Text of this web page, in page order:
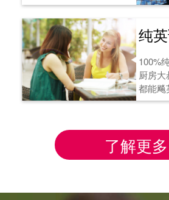
纯
100%
厨房
都能飚
了解更多